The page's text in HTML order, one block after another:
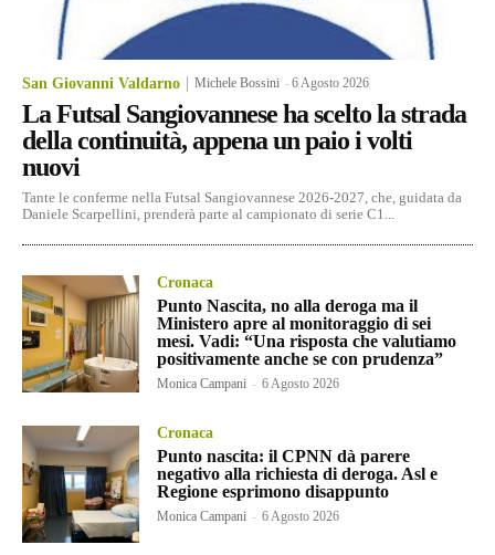
San Giovanni Valdarno Michele Bossini -6 Agosto 2026
La Futsal Sangiovannese ha scelto la strada
della continuità, appena un paio i volti
nuovi
Tante le conferme nella Futsal Sangiovannese 2026-2027, che, guidata da
Daniele Scarpellini, prenderà parte al campionato di serie C1...
Cronaca
Punto Nascita, no alla deroga ma il
Ministero apre al monitoraggio di sei
mesi. Vadi: “Una risposta che valutiamo
positivamente anche se con prudenza”
Monica Campani - 6 Agosto 2026
Cronaca
Punto nascita: il CPNN dà parere
negativo alla richiesta di deroga. Asl e
Regione esprimono disappunto
Monica Campani - 6 Agosto 2026